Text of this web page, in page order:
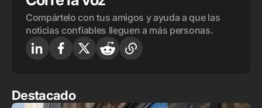
Compártelo con tus amigos y ayuda a que las
noticias confiables lleguen a más personas.
Destacado